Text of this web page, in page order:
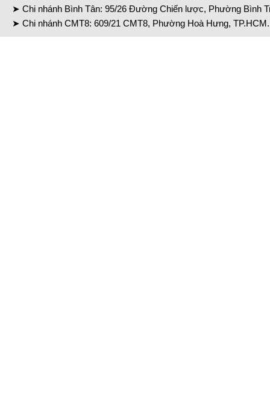
➤ Chi nhánh Bình Tân: 95/26 Đường Chiến lược, Phường Bình
➤ Chi nhánh CMT8: 609/21 CMT8, Phường Hoà Hưng,